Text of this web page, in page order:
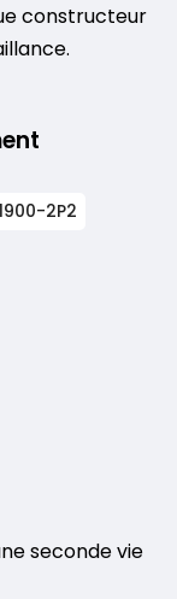
constructeur
2P2
seconde vie